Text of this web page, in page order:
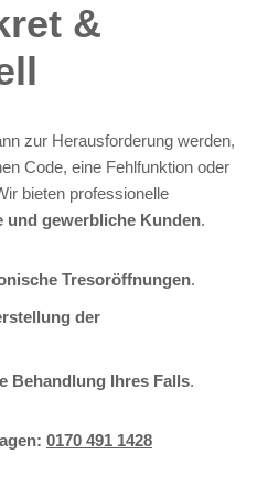
&
zur Herausforderung werden,
Code, eine Fehlfunktion oder
bieten professionelle
gewerbliche Kunden.
Tresoröffnungen.
der
Behandlung Ihres Falls.
0170 491 1428